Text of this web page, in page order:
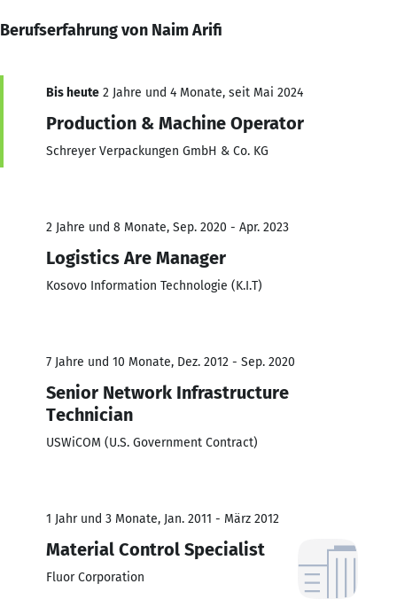
Berufserfahrung von Naim Arifi
Bis heute 2 Jahre und 4 Monate, seit Mai 2024
Production & Machine Operator
Schreyer Verpackungen GmbH & Co. KG
2 Jahre und 8 Monate, Sep. 2020 - Apr. 2023
Logistics Are Manager
Kosovo Information Technologie (K.I.T)
7 Jahre und 10 Monate, Dez. 2012 - Sep. 2020
Senior Network Infrastructure
Technician
USWiCOM (U.S. Government Contract)
1 Jahr und 3 Monate, Jan. 2011 - März 2012
Material Control Specialist
Fluor Corporation